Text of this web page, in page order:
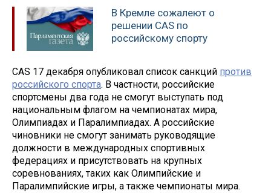
В Кремле сожалеют о
решении CAS по
российскому спорту
CAS 17 декабря опубликовал список санкций против
российского спорта. В частности, российские
спортсмены два года не смогут выступать под
национальным флагом на чемпионатах мира,
Олимпиадах и Паралимпиадах. А российские
чиновники не смогут занимать руководящие
должности в международных спортивных
федерациях и присутствовать на крупных
соревнованиях, таких как Олимпийские и
Паралимпийские игры, а также чемпионаты мира.